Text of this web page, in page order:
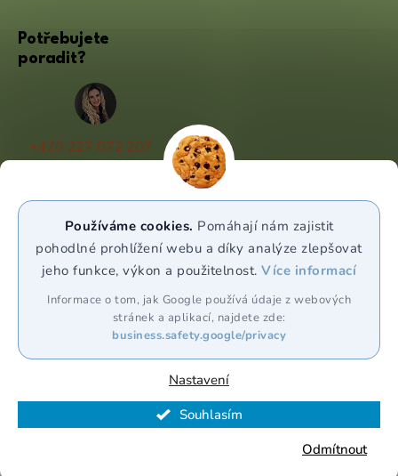
Používáme cookies. Pomáhají nám zajistit
pohodlné prohlížení webu a díky analýze zlepšovat
jeho funkce, výkon a použitelnost.Více informací
Informace o tom, jak Google používá údaje z webových
stránek a aplikací, najdete zde:
business.safety.google/privacy
Nastavení
Odmítnout
Souhlasím
Potřebujete
poradit?
+420 227 072 207
(Po - Pá 9:00 - 17:00)
WhatsApp
Vytvořil Shoptet Premium
. Všechna práva vyhrazena.